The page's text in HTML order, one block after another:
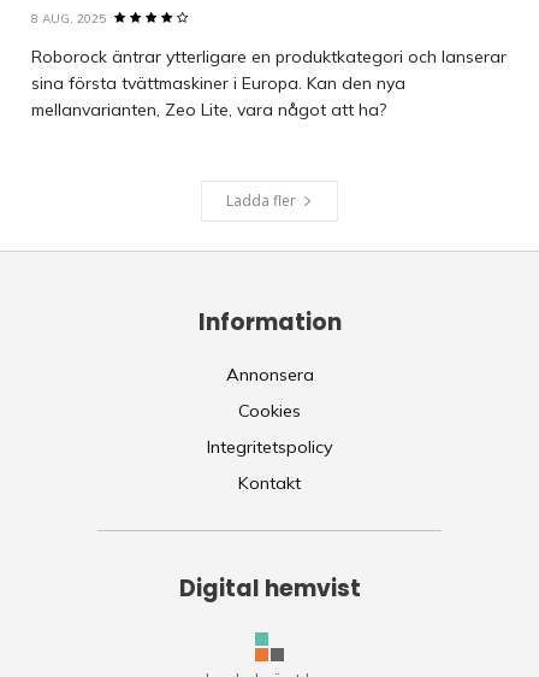
8 AUG, 2025
Roborock äntrar ytterligare en produktkategori och lanserar
sina första tvättmaskiner i Europa. Kan den nya
mellanvarianten, Zeo Lite, vara något att ha?
Ladda fler
Information
Annonsera
Cookies
Integritetspolicy
Kontakt
Digital hemvist